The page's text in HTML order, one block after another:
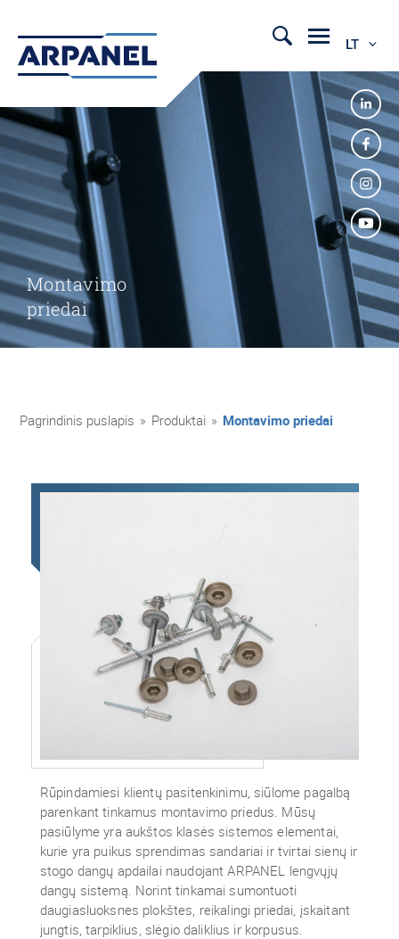
LT
Montavimo
priedai
Pagrindinis puslapis » Produktai » Montavimo priedai
Rūpindamiesi klientų pasitenkinimu, siūlome pagalbą
parenkant tinkamus montavimo priedus. Mūsų
pasiūlyme yra aukštos klasės sistemos elementai,
kurie yra puikus sprendimas sandariai ir tvirtai sienų ir
stogo dangų apdailai naudojant ARPANEL lengvųjų
dangų sistemą. Norint tinkamai sumontuoti
daugiasluoksnes plokštes, reikalingi priedai, įskaitant
jungtis, tarpiklius, slėgio daliklius ir korpusus.